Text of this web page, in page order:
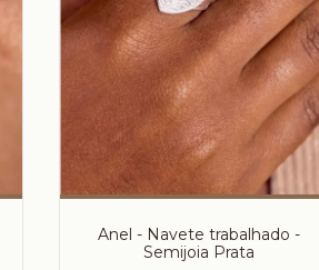
Anel - Navete trabalhado -
Semijoia Prata